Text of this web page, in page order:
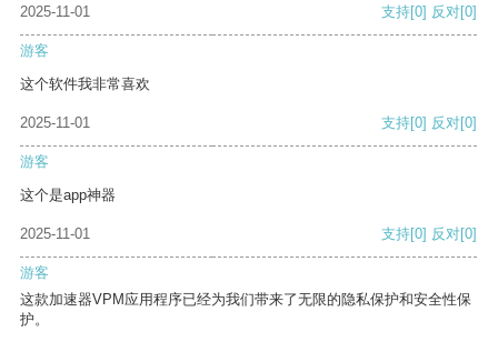
2025-11-01
支持[0] 反对[0]
游客
这个软件我非常喜欢
2025-11-01 支持[0] 反对[0]
游客
这个是app神器
2025-11-01 支持[0] 反对[0]
游客
这款加速器VPM应用程序已经为我们带来了无限的隐私保护和安全性保
护。